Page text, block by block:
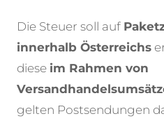
Die Steuer soll auf
innerhalb Österreichs
diese im Rahmen von
gelten Postsendungen